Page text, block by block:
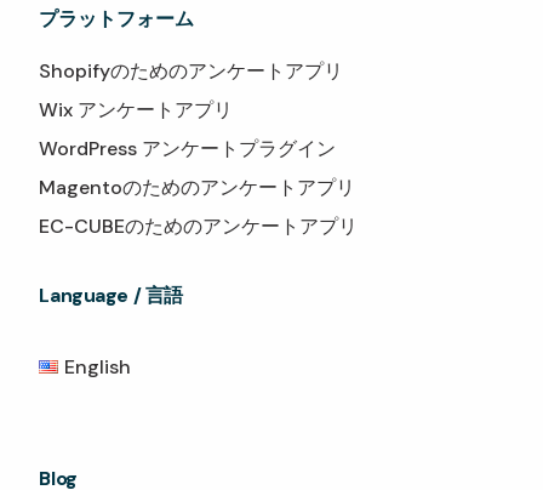
プラットフォーム
Shopifyのためのアンケートアプリ
Wix アンケートアプリ
WordPress アンケートプラグイン
Magentoのためのアンケートアプリ
EC-CUBEのためのアンケートアプリ
Language / 言語
English
Blog